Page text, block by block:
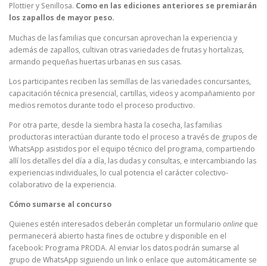
Plottier y Senillosa. Como en las ediciones anteriores se premiarán
los zapallos de mayor peso.
Muchas de las familias que concursan aprovechan la experiencia y
además de zapallos, cultivan otras variedades de frutas y hortalizas,
armando pequeñas huertas urbanas en sus casas.
Los participantes reciben las semillas de las variedades concursantes,
capacitación técnica presencial, cartillas, videos y acompañamiento por
medios remotos durante todo el proceso productivo.
Por otra parte, desde la siembra hasta la cosecha, las familias
productoras interactúan durante todo el proceso a través de grupos de
WhatsApp asistidos por el equipo técnico del programa, compartiendo
allí los detalles del día a día, las dudas y consultas, e intercambiando las
experiencias individuales, lo cual potencia el carácter colectivo-
colaborativo de la experiencia.
Cómo sumarse al concurso
Quienes estén interesados deberán completar un formulario online que
permanecerá abierto hasta fines de octubre y disponible en el
facebook: Programa PRODA. Al enviar los datos podrán sumarse al
grupo de WhatsApp siguiendo un link o enlace que automáticamente se